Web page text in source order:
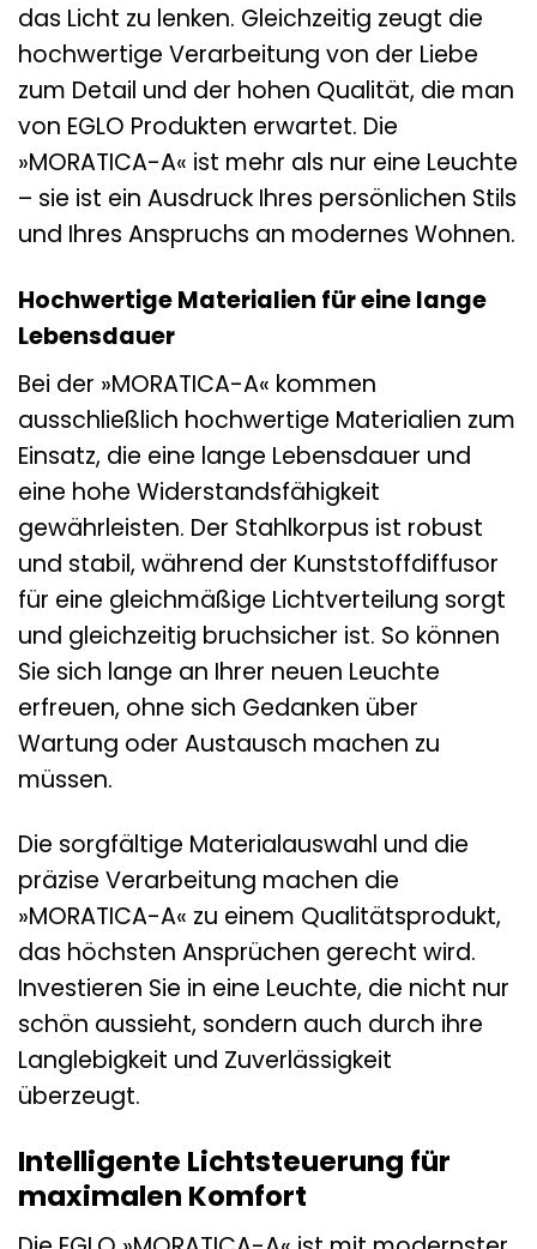
das Licht zu lenken. Gleichzeitig zeugt die
hochwertige Verarbeitung von der Liebe
zum Detail und der hohen Qualität, die man
von EGLO Produkten erwartet. Die
»MORATICA-A« ist mehr als nur eine Leuchte
– sie ist ein Ausdruck Ihres persönlichen Stils
und Ihres Anspruchs an modernes Wohnen.
Hochwertige Materialien für eine lange
Lebensdauer
Bei der »MORATICA-A« kommen
ausschließlich hochwertige Materialien zum
Einsatz, die eine lange Lebensdauer und
eine hohe Widerstandsfähigkeit
gewährleisten. Der Stahlkorpus ist robust
und stabil, während der Kunststoffdiffusor
für eine gleichmäßige Lichtverteilung sorgt
und gleichzeitig bruchsicher ist. So können
Sie sich lange an Ihrer neuen Leuchte
erfreuen, ohne sich Gedanken über
Wartung oder Austausch machen zu
müssen.
Die sorgfältige Materialauswahl und die
präzise Verarbeitung machen die
»MORATICA-A« zu einem Qualitätsprodukt,
das höchsten Ansprüchen gerecht wird.
Investieren Sie in eine Leuchte, die nicht nur
schön aussieht, sondern auch durch ihre
Langlebigkeit und Zuverlässigkeit
überzeugt.
Intelligente Lichtsteuerung für
maximalen Komfort